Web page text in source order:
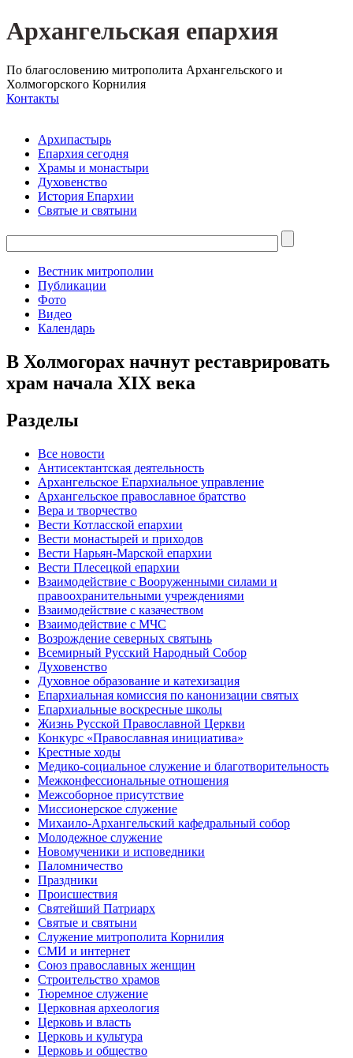
Архангельская епархия
По благословению митрополита Архангельского и
Холмогорского Корнилия
Контакты
Архипастырь
Епархия сегодня
Храмы и монастыри
Духовенство
История Епархии
Святые и святыни
Вестник митрополии
Публикации
Фото
Видео
Календарь
В Холмогорах начнут реставрировать
храм начала XIX века
Разделы
Все новости
Антисектантская деятельность
Архангельское Епархиальное управление
Архангельское православное братство
Вера и творчество
Вести Котласской епархии
Вести монастырей и приходов
Вести Нарьян-Марской епархии
Вести Плесецкой епархии
Взаимодействие с Вооруженными силами и
правоохранительными учреждениями
Взаимодействие с казачеством
Взаимодействие с МЧС
Возрождение северных святынь
Всемирный Русский Народный Собор
Духовенство
Духовное образование и катехизация
Епархиальная комиссия по канонизации святых
Епархиальные воскресные школы
Жизнь Русской Православной Церкви
Конкурс «Православная инициатива»
Крестные ходы
Медико-социальное служение и благотворительность
Межконфессиональные отношения
Межсоборное присутствие
Миссионерское служение
Михаило-Архангельский кафедральный собор
Молодежное служение
Новомученики и исповедники
Паломничество
Праздники
Происшествия
Святейший Патриарх
Святые и святыни
Служение митрополита Корнилия
СМИ и интернет
Союз православных женщин
Строительство храмов
Тюремное служение
Церковная археология
Церковь и власть
Церковь и культура
Церковь и общество